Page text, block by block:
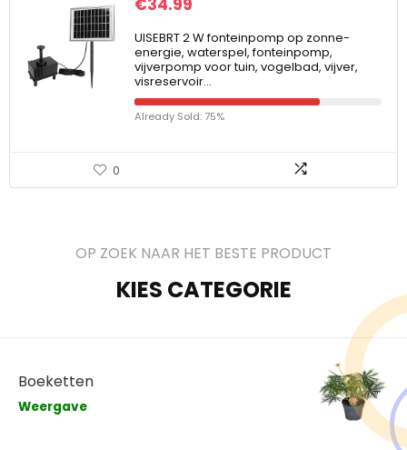
€34.99
UISEBRT 2 W fonteinpomp op zonne-
energie, waterspel, fonteinpomp,
vijverpomp voor tuin, vogelbad, vijver,
visreservoir…
Already Sold: 75%
0
OP ZOEK NAAR HET BESTE PRODUCT
KIES CATEGORIE
Boeketten
Weergave